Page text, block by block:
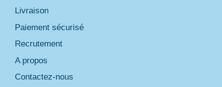
Livraison
Paiement sécurisé
Recrutement
A propos
Contactez-nous